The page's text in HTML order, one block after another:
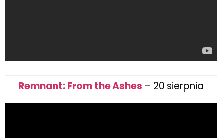
Remnant: From the Ashes – 20 sierpnia